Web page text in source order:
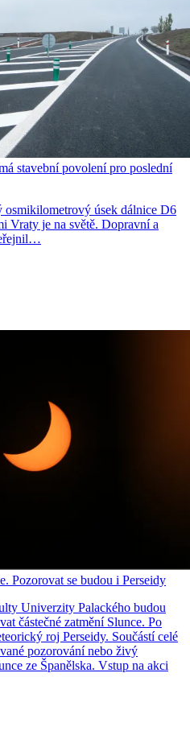
stavební povolení pro poslední
osmikilometrový úsek dálnice D6
Vraty je na světě. Dopravní a
Pozorovat se budou i Perseidy
Univerzity Palackého budou
částečné zatmění Slunce. Po
roj Perseidy. Součástí celé
pozorování nebo živý
ze Španělska. Vstup na akci